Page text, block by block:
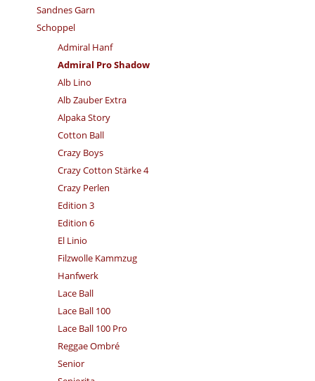
Sandnes Garn
Schoppel
Admiral Hanf
Admiral Pro Shadow
Alb Lino
Alb Zauber Extra
Alpaka Story
Cotton Ball
Crazy Boys
Crazy Cotton Stärke 4
Crazy Perlen
Edition 3
Edition 6
El Linio
Filzwolle Kammzug
Hanfwerk
Lace Ball
Lace Ball 100
Lace Ball 100 Pro
Reggae Ombré
Senior